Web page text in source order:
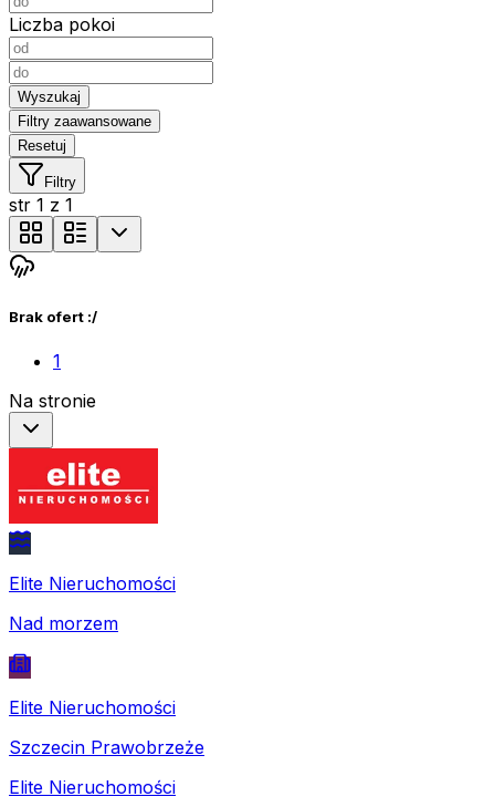
Liczba pokoi
Wyszukaj
Filtry zaawansowane
Resetuj
Filtry
str 1 z 1
Brak ofert :/
1
Na stronie
Elite Nieruchomości
Nad morzem
Elite Nieruchomości
Szczecin Prawobrzeże
Elite Nieruchomości